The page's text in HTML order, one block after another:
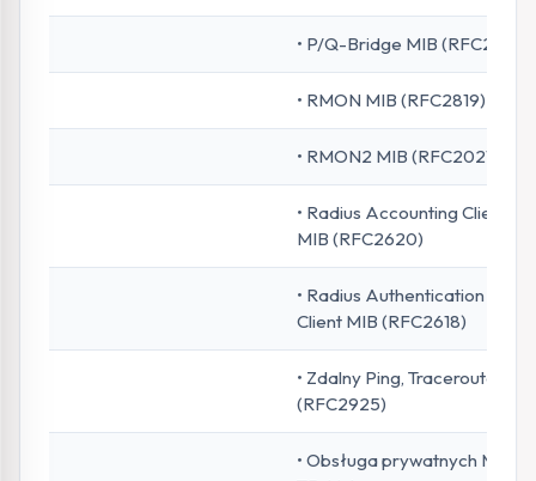
• P/Q-Bridge MIB (RFC2674)
• RMON MIB (RFC2819)
• RMON2 MIB (RFC2021)
• Radius Accounting Client
MIB (RFC2620)
• Radius Authentication
Client MIB (RFC2618)
• Zdalny Ping, Traceroute MIB
(RFC2925)
• Obsługa prywatnych MIB